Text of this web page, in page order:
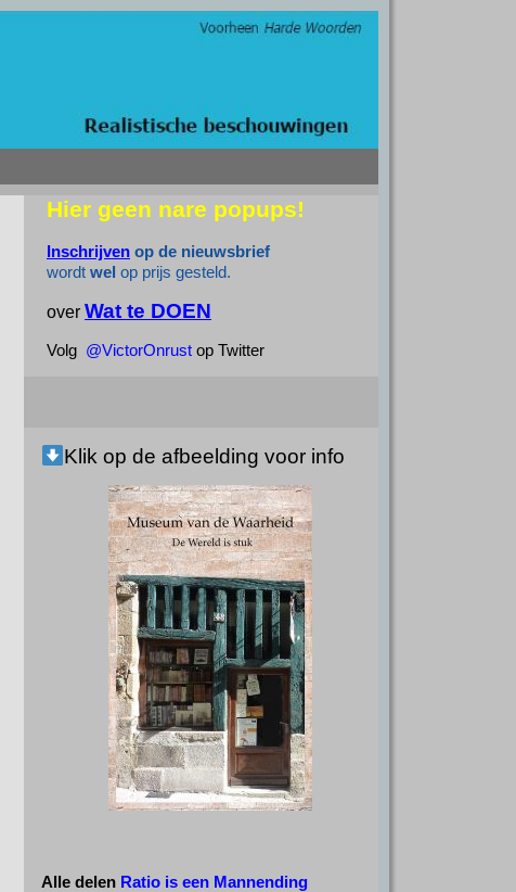
Hier geen nare popups!
Inschrijven op de nieuwsbrief
wordt wel op prijs gesteld.
over Wat te DOEN
Volg @VictorOnrust op Twitter
Klik op de afbeelding voor info
Alle delen Ratio is een Mannending